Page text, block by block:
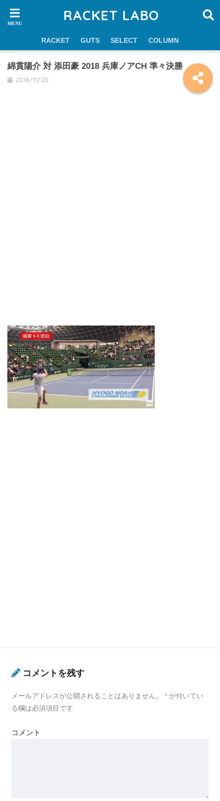
RACKET LABO
RACKET GUTS SELECT COLUMN
綿貫陽介 対 添田豪 2018 兵庫ノアCH 準々決勝
2018/11/20
コメントを残す
メールアドレスが公開されることはありません。 *が付いてい
る欄は必須項目です
コメント